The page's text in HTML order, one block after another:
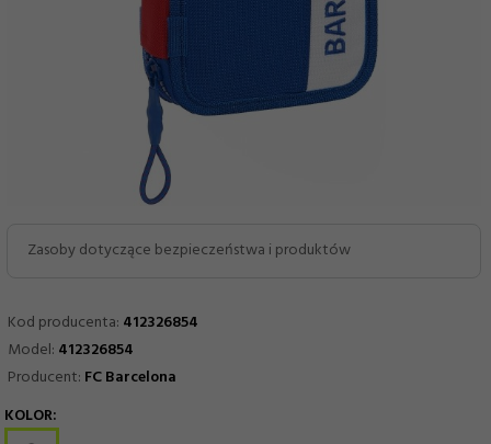
Zasoby dotyczące bezpieczeństwa i produktów
Kod producenta: 412326854
Model: 412326854
Producent: FC Barcelona
KOLOR: